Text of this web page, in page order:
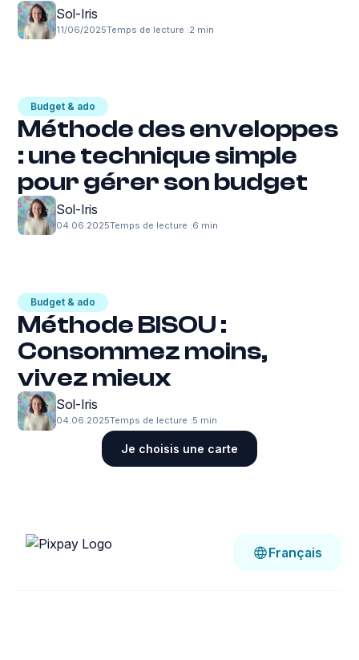
Sol-Iris
11/06/2025Temps de lecture :2 min
Budget & ado
Méthode des enveloppes
: une technique simple
pour gérer son budget
Sol-Iris
04.06.2025Temps de lecture :6 min
Budget & ado
Méthode BISOU :
Consommez moins,
vivez mieux
Sol-Iris
04.06.2025Temps de lecture :5 min
Je choisis une carte
Français